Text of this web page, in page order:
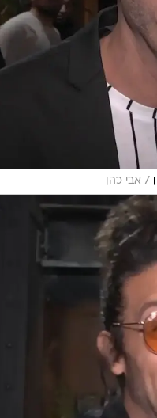
/ אבי כהן